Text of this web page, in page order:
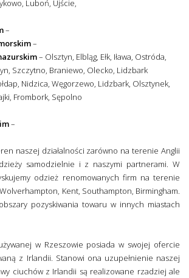
Luboń, Ujście,
–
–
– Olsztyn, Elbląg, Ełk, Iława, Ostróda,
Szczytno, Braniewo, Olecko, Lidzbark
Nidzica, Węgorzewo, Lidzbark, Olsztynek,
Frombork, Sępolno
–
naszej działalności zarówno na terenie Anglii
samodzielnie i z naszymi partnerami. W
odzież renomowanych firm na terenie
Kent, Southampton, Birmingham.
pozyskiwania towaru w innych miastach
w Rzeszowie posiada w swojej ofercie
z Irlandii. Stanowi ona uzupełnienie naszej
ciuchów z Irlandii są realizowane rzadziej ale